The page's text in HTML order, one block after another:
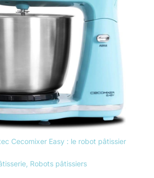
Cecomixer Easy : le robot pâtissier
Robots pâtissiers